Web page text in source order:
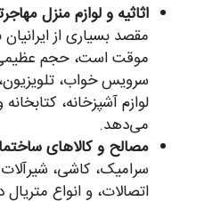
اثاثیه و لوازم منزل
مقصد بسیاری از
موقت است، حجم عظیمی
سرویس خواب،
لوازم آشپزخانه،
می‌دهد.
مصالح و کالاهای
سرامیک، کاشی،
اتصالات، و انواع